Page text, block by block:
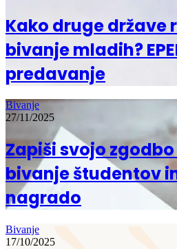
Kako druge države
bivanje mladih?
predavanje
Bivanje
27/11/2025
Zapiši svojo
bivanje študentov
nagrado
Bivanje
17/10/2025